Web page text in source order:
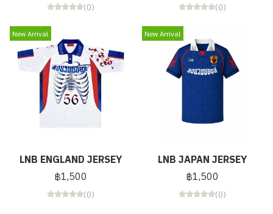
(0) (0)
New Arrival
LNB ENGLAND JERSEY
฿1,500
(0)
New Arrival
LNB JAPAN JERSEY
฿1,500
(0)